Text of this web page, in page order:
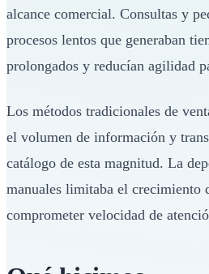
alcance comercial. Consultas y
procesos lentos que generaban
prolongados y reducían agilidad
Los métodos tradicionales de
el volumen de información y
catálogo de esta magnitud. La
manuales limitaba el crecimiento
comprometer velocidad de